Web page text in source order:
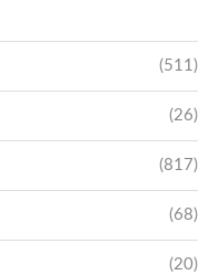
(511)
(26)
(817)
(68)
(20)